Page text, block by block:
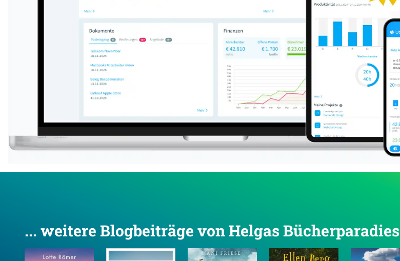
... weitere Blogbeiträge von Helgas Bücherparadies